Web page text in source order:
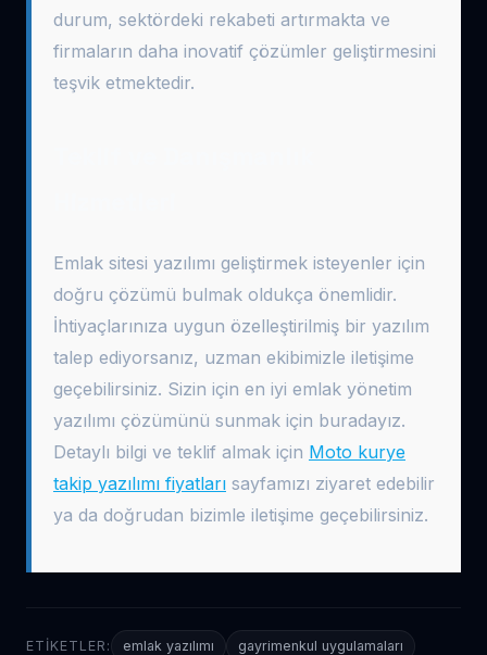
durum, sektördeki rekabeti artırmakta ve
firmaların daha inovatif çözümler geliştirmesini
teşvik etmektedir.
Emlak sitesi yazılımı geliştirmek isteyenler için
doğru çözümü bulmak oldukça önemlidir.
İhtiyaçlarınıza uygun özelleştirilmiş bir yazılım
talep ediyorsanız, uzman ekibimizle iletişime
geçebilirsiniz. Sizin için en iyi emlak yönetim
yazılımı çözümünü sunmak için buradayız.
Detaylı bilgi ve teklif almak için Moto kurye
takip yazılımı fiyatları sayfamızı ziyaret edebilir
ya da doğrudan bizimle iletişime geçebilirsiniz.
ETIKETLER: emlak yazılımı
gayrimenkul uygulamaları